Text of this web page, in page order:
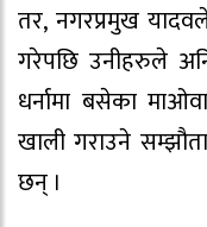
तर, नगरप्रमुख
गरेपछि उनीहरुले
धर्नामा बसेका
खाली गराउने
छन् ।